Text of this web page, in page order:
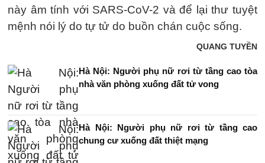
này âm tính với SARS-CoV-2 và để lại thư tuyệt
mệnh nói lý do tự tử do buồn chán cuộc sống.
QUANG TUYỀN
Hà Nội: Người phụ nữ rơi từ tầng cao tòa
nhà văn phòng xuống đất tử vong
Hà Nội: Người phụ nữ rơi từ tầng cao
chung cư xuống đất thiệt mạng